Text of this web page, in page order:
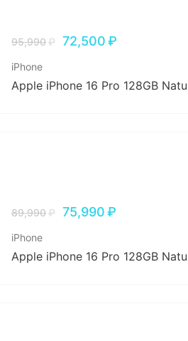
95,990₽ 72,500₽
iPhone
Apple iPhone 16 Pro 128GB
89,990₽ 75,990₽
iPhone
Apple iPhone 16 Pro 128GB